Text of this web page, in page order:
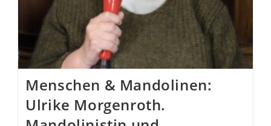
Menschen & Mandolinen:
Ulrike Morgenroth.